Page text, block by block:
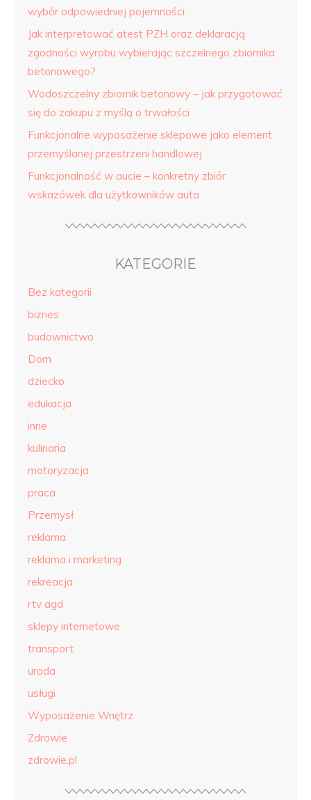
wybór odpowiedniej pojemności.
Jak interpretować atest PZH oraz deklaracją
zgodności wyrobu wybierając szczelnego zbiornika
betonowego?
Wodoszczelny zbiornik betonowy – jak przygotować
się do zakupu z myślą o trwałości
Funkcjonalne wyposażenie sklepowe jako element
przemyślanej przestrzeni handlowej
Funkcjonalność w aucie – konkretny zbiór
wskazówek dla użytkowników auta
KATEGORIE
Bez kategorii
biznes
budownictwo
Dom
dziecko
edukacja
inne
kulinaria
motoryzacja
praca
Przemysł
reklama
reklama i marketing
rekreacja
rtv agd
sklepy internetowe
transport
uroda
usługi
Wyposażenie Wnętrz
Zdrowie
zdrowie.pl